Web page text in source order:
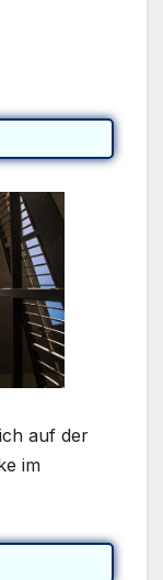
auf der
im